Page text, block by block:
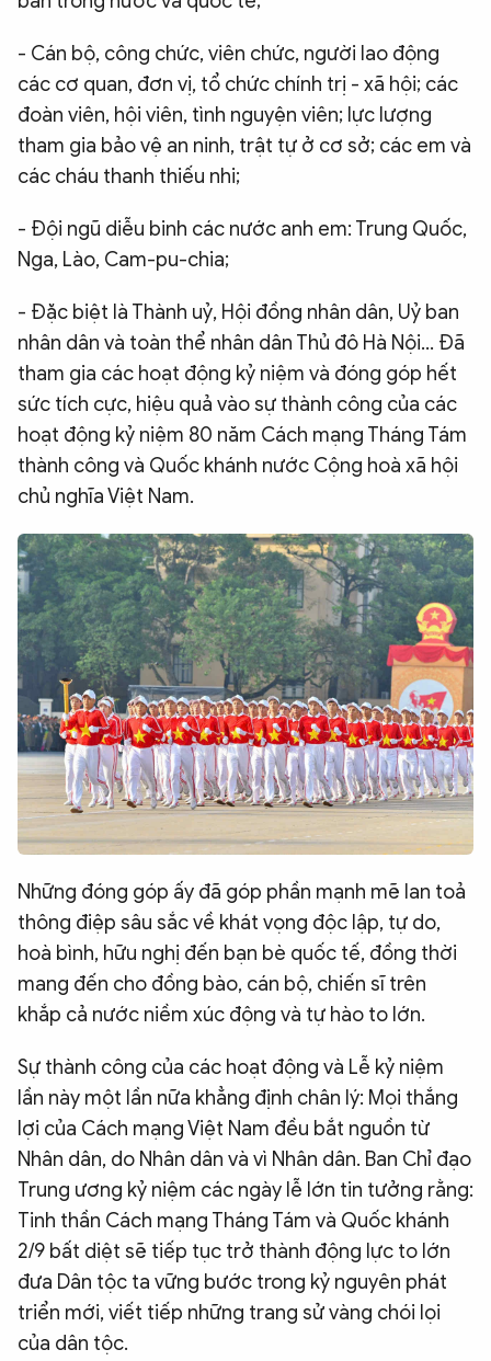
- Cán bộ, công chức, viên chức, người lao động
các cơ quan, đơn vị, tổ chức chính trị - xã hội; các
đoàn viên, hội viên, tình nguyện viên; lực lượng
tham gia bảo vệ an ninh, trật tự ở cơ sở; các em và
các cháu thanh thiếu nhi;
- Đội ngũ diễu binh các nước anh em: Trung Quốc,
Nga, Lào, Cam-pu-chia;
- Đặc biệt là Thành uỷ, Hội đồng nhân dân, Uỷ ban
nhân dân và toàn thể nhân dân Thủ đô Hà Nội... Đã
tham gia các hoạt động kỷ niệm và đóng góp hết
sức tích cực, hiệu quả vào sự thành công của các
hoạt động kỷ niệm 80 năm Cách mạng Tháng Tám
thành công và Quốc khánh nước Cộng hoà xã hội
chủ nghĩa Việt Nam.
Những đóng góp ấy đã góp phần mạnh mẽ lan toả
thông điệp sâu sắc về khát vọng độc lập, tự do,
hoà bình, hữu nghị đến bạn bè quốc tế, đồng thời
mang đến cho đồng bào, cán bộ, chiến sĩ trên
khắp cả nước niềm xúc động và tự hào to lớn.
Sự thành công của các hoạt động và Lễ kỷ niệm
lần này một lần nữa khẳng định chân lý: Mọi thắng
lợi của Cách mạng Việt Nam đều bắt nguồn từ
Nhân dân, do Nhân dân và vì Nhân dân. Ban Chỉ đạo
Trung ương kỷ niệm các ngày lễ lớn tin tưởng rằng:
Tinh thần Cách mạng Tháng Tám và Quốc khánh
2/9 bất diệt sẽ tiếp tục trở thành động lực to lớn
đưa Dân tộc ta vững bước trong kỷ nguyên phát
triển mới, viết tiếp những trang sử vàng chói lọi
của dân tộc.